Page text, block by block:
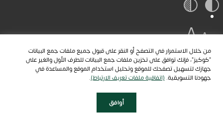
من خلال الاستمرار في التصفح أو النقر على قبول جميع ملفات جمع البيانات
"كوكيز"، فإنك توافق على تخزين ملفات جمع البيانات للطرف الأول والغير على
جهازك لتسهيل تصفحك للموقع وتحليل استخدام الموقع والمساعدة في
جهودنا التسويقية. (اتفاقية ملفات تعريف الارتباط).
أوافق
احصل على تمويلك
A
A
A